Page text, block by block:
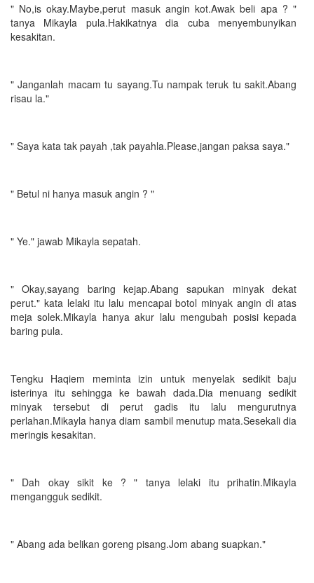
" No,is okay.Maybe,perut masuk angin kot.Awak beli apa ? "
tanya Mikayla pula.Hakikatnya dia cuba menyembunyikan
kesakitan.
" Janganlah macam tu sayang.Tu nampak teruk tu sakit.Abang
risau la."
" Saya kata tak payah ,tak payahla.Please,jangan paksa saya."
" Betul ni hanya masuk angin ? "
" Ye." jawab Mikayla sepatah.
" Okay,sayang baring kejap.Abang sapukan minyak dekat
perut." kata lelaki itu lalu mencapai botol minyak angin di atas
meja solek.Mikayla hanya akur lalu mengubah posisi kepada
baring pula.
Tengku Haqiem meminta izin untuk menyelak sedikit baju
isterinya itu sehingga ke bawah dada.Dia menuang sedikit
minyak tersebut di perut gadis itu lalu mengurutnya
perlahan.Mikayla hanya diam sambil menutup mata.Sesekali dia
meringis kesakitan.
" Dah okay sikit ke ? " tanya lelaki itu prihatin.Mikayla
mengangguk sedikit.
" Abang ada belikan goreng pisang.Jom abang suapkan."